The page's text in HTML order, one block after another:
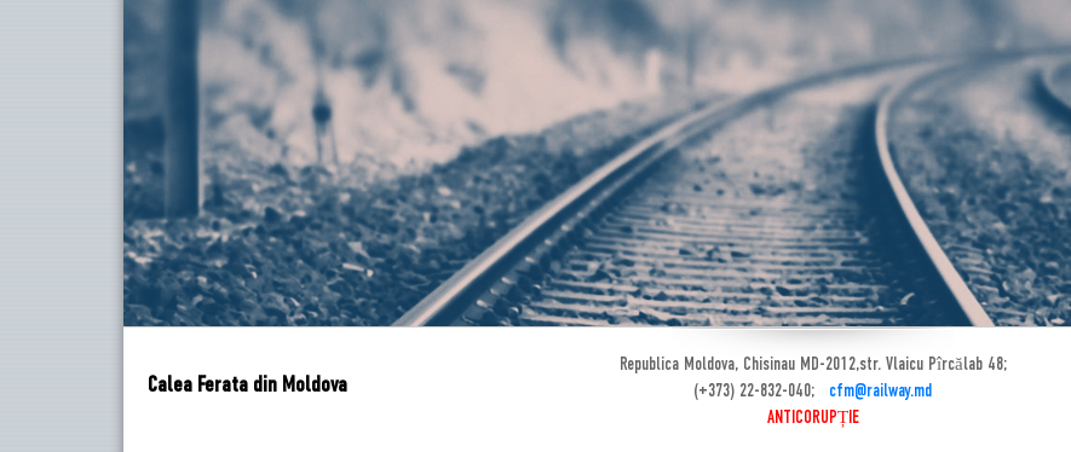
Calea Ferata din Moldova
Republica Moldova, Chisinau MD-2012,str. Vlaicu Pîrcălab 48;
(+373) 22-832-040; cfm@railway.md
ANTICORUPȚIE